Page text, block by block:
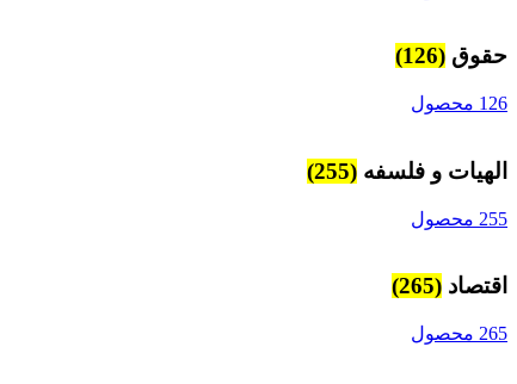
حقوق (126)
126 محصول
الهیات و فلسفه (255)
255 محصول
اقتصاد (265)
265 محصول